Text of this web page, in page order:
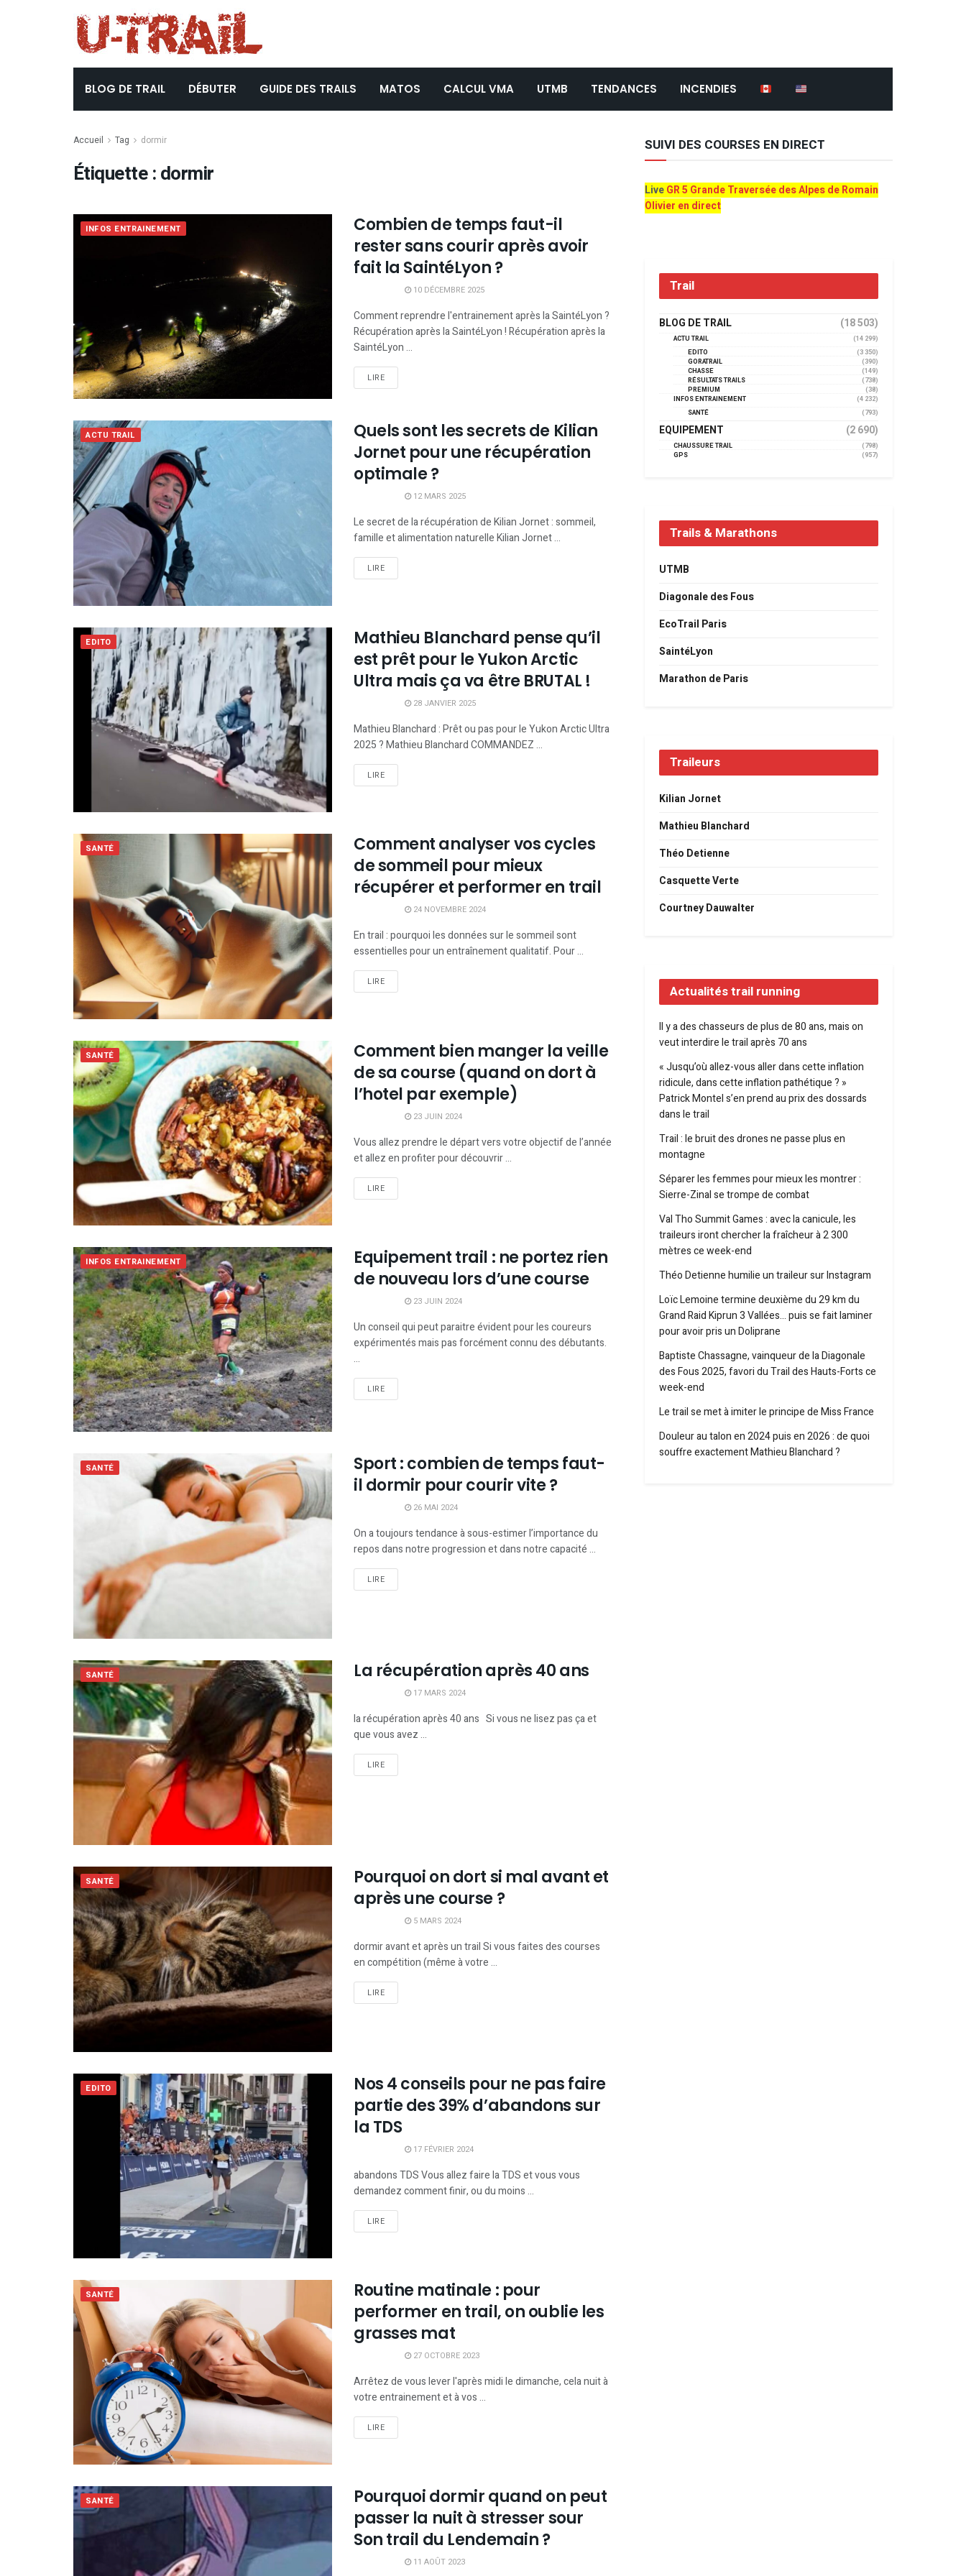
BLOG DE TRAIL DÉBUTER GUIDE DES TRAILS MATOS CALCUL VMA UTMB TENDANCES INCENDIES
Accueil Tag dormir
Étiquette :dormir
INFOS ENTRAINEMENT
Combien de temps faut-il
rester sans courir après avoir
fait la SaintéLyon ?
10 DÉCEMBRE 2025
Comment reprendre l'entrainement après la SaintéLyon ?
Récupération après la SaintéLyon ! Récupération après la
SaintéLyon ...
LIRE
ACTU TRAIL
Quels sont les secrets de Kilian
Jornet pour une récupération
optimale ?
12 MARS 2025
Le secret de la récupération de Kilian Jornet : sommeil,
famille et alimentation naturelle Kilian Jornet ...
LIRE
EDITO
Mathieu Blanchard pense qu’il
est prêt pour le Yukon Arctic
Ultra mais ça va être BRUTAL !
28 JANVIER 2025
Mathieu Blanchard : Prêt ou pas pour le Yukon Arctic Ultra
2025 ? Mathieu Blanchard COMMANDEZ ...
LIRE
SANTÉ
Comment analyser vos cycles
de sommeil pour mieux
récupérer et performer en trail
24 NOVEMBRE 2024
En trail : pourquoi les données sur le sommeil sont
essentielles pour un entraînement qualitatif. Pour ...
LIRE
SANTÉ
Comment bien manger la veille
de sa course (quand on dort à
l’hotel par exemple)
23 JUIN 2024
Vous allez prendre le départ vers votre objectif de l’année
et allez en profiter pour découvrir ...
LIRE
INFOS ENTRAINEMENT
Equipement trail : ne portez rien
de nouveau lors d’une course
23 JUIN 2024
Un conseil qui peut paraitre évident pour les coureurs
expérimentés mais pas forcément connu des débutants.
...
LIRE
SANTÉ
Sport : combien de temps faut-
il dormir pour courir vite ?
26 MAI 2024
On a toujours tendance à sous-estimer l’importance du
repos dans notre progression et dans notre capacité ...
LIRE
SANTÉ La récupération après 40 ans
17 MARS 2024
la récupération après 40 ans Si vous ne lisez pas ça et
que vous avez ...
LIRE
SANTÉ
Pourquoi on dort si mal avant et
après une course ?
5 MARS 2024
dormir avant et après un trail Si vous faites des courses
en compétition (même à votre ...
LIRE
EDITO
Nos 4 conseils pour ne pas faire
partie des 39% d’abandons sur
la TDS
17 FÉVRIER 2024
abandons TDS Vous allez faire la TDS et vous vous
demandez comment finir, ou du moins ...
LIRE
SANTÉ
Routine matinale : pour
performer en trail, on oublie les
grasses mat
27 OCTOBRE 2023
Arrêtez de vous lever l'après midi le dimanche, cela nuit à
votre entrainement et à vos ...
LIRE
SANTÉ
Pourquoi dormir quand on peut
passer la nuit à stresser sour
Son trail du Lendemain ?
11 AOÛT 2023
SUIVI DES COURSES EN DIRECT
LiveGR 5 Grande Traversée des Alpes de Romain
Olivier en direct
Trail
BLOG DE TRAIL (18 503)
ACTU TRAIL
(14 299)
EDITO
(3 350)
GORATRAIL
(390)
CHASSE
(149)
RÉSULTATS TRAILS
(738)
PREMIUM
(38)
INFOS ENTRAINEMENT
(4 232)
SANTÉ
(793)
EQUIPEMENT (2 690)
CHAUSSURE TRAIL
(798)
GPS
(957)
Trails & Marathons
UTMB
Diagonale des Fous
EcoTrail Paris
SaintéLyon
Marathon de Paris
Traileurs
Kilian Jornet
Mathieu Blanchard
Théo Detienne
Casquette Verte
Courtney Dauwalter
Actualités trail running
Il y a des chasseurs de plus de 80 ans, mais on
veut interdire le trail après 70 ans
« Jusqu’où allez-vous aller dans cette inflation
ridicule, dans cette inflation pathétique ? »
Patrick Montel s’en prend au prix des dossards
dans le trail
Trail : le bruit des drones ne passe plus en
montagne
Séparer les femmes pour mieux les montrer :
Sierre-Zinal se trompe de combat
Val Tho Summit Games : avec la canicule, les
traileurs iront chercher la fraîcheur à 2 300
mètres ce week-end
Théo Detienne humilie un traileur sur Instagram
Loïc Lemoine termine deuxième du 29 km du
Grand Raid Kiprun 3 Vallées… puis se fait laminer
pour avoir pris un Doliprane
Baptiste Chassagne, vainqueur de la Diagonale
des Fous 2025, favori du Trail des Hauts-Forts ce
week-end
Le trail se met à imiter le principe de Miss France
Douleur au talon en 2024 puis en 2026 : de quoi
souffre exactement Mathieu Blanchard ?